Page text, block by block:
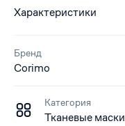
Характеристики
Бренд
Corimo
Категория
Тканевые маски